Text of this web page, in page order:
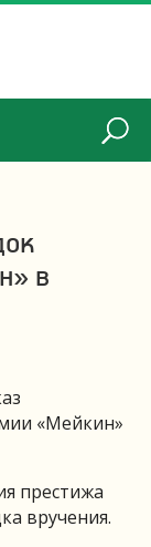
в
«Мейкин»
престижа
вручения.